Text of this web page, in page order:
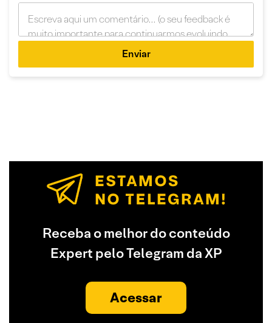
Enviar
Receba o melhor do conteúdo
Expert pelo Telegram da XP
Acessar